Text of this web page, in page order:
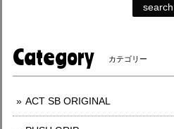
search
Category カテゴリー
ACT SB ORIGINAL